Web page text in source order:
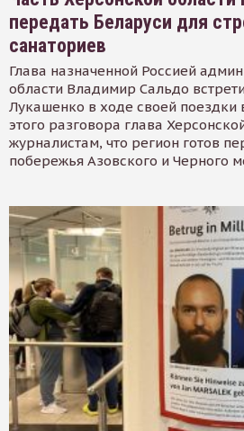
передать Беларуси для
санаториев
Глава назначенной Россией
области Владимир Сальдо
Лукашенко в ходе своей поездки
этого разговора глава
журналистам, что регион готов
побережья Азовского и Черного